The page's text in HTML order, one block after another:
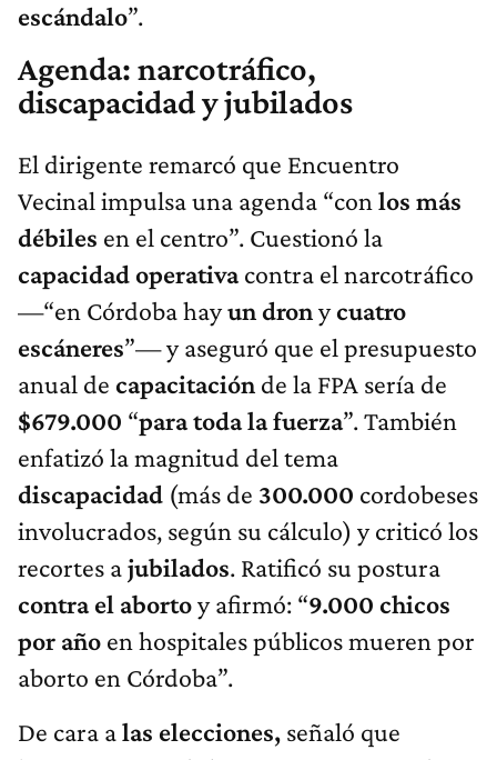
escándalo”.
Agenda: narcotráfico,
discapacidad y jubilados
El dirigente remarcó que Encuentro
Vecinal impulsa una agenda “con los más
débiles en el centro”. Cuestionó la
capacidad operativacontra el narcotráfico
—“en Córdoba hayun dronycuatro
escáneres”— y aseguró que el presupuesto
anual de capacitación de la FPA sería de
$679.000 “para toda la fuerza”. También
enfatizó la magnitud del tema
discapacidad (más de 300.000 cordobeses
involucrados, según su cálculo) y criticó los
recortes ajubilados. Ratificó su postura
contra el abortoy afirmó: “9.000 chicos
por año en hospitales públicos mueren por
aborto en Córdoba”.
De cara alas elecciones, señaló que